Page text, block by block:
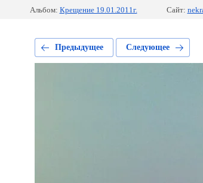
Альбом: Крещение 19.01.2011г. Сайт:
Предыдущее Следующее